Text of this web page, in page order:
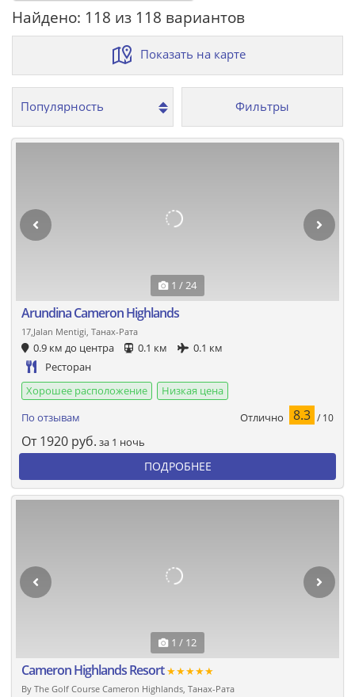
Найдено: 118 из 118 вариантов
Показать на карте
Фильтры
1 / 24
Arundina Cameron Highlands
17,Jalan Mentigi, Танах-Рата
0.9 км до центра 0.1 км
0.1 км
Ресторан
Хорошее расположение
Низкая цена
По отзывам
Отлично 8.3 / 10
От 1920 руб. за 1 ночь
ПОДРОБНЕЕ
1 / 12
Cameron Highlands Resort★★★★★
By The Golf Course Cameron Highlands, Танах-Рата